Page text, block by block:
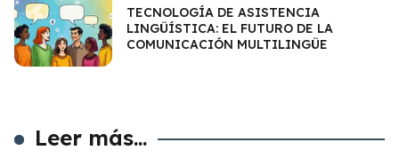
TECNOLOGÍA DE ASISTENCIA
LINGÜÍSTICA: EL FUTURO DE LA
COMUNICACIÓN MULTILINGÜE
Leer más...